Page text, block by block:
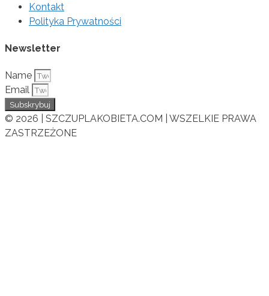
Kontakt
Polityka Prywatności
Newsletter
Name
Email
Subskrybuj
© 2026 | SZCZUPLAKOBIETA.COM | WSZELKIE PRAWA
ZASTRZEŻONE